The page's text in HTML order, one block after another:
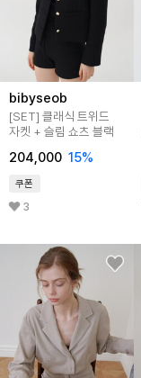
bibyseob
[SET] 클래식 트위드
자켓 + 슬림 쇼츠 블랙
204,000 15%
쿠폰
3